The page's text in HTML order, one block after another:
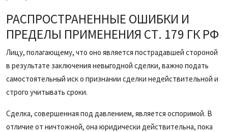
РАСПРОСТРАНЕННЫЕ ОШИБКИ И
ПРЕДЕЛЫ ПРИМЕНЕНИЯ СТ. 179 ГК РФ
Лицу, полагающему, что оно является пострадавшей стороной
в результате заключения невыгодной сделки, важно подать
самостоятельный иск о признании сделки недействительной и
строго учитывать сроки.
Сделка, совершенная под давлением, является оспоримой. В
отличие от ничтожной, она юридически действительна, пока